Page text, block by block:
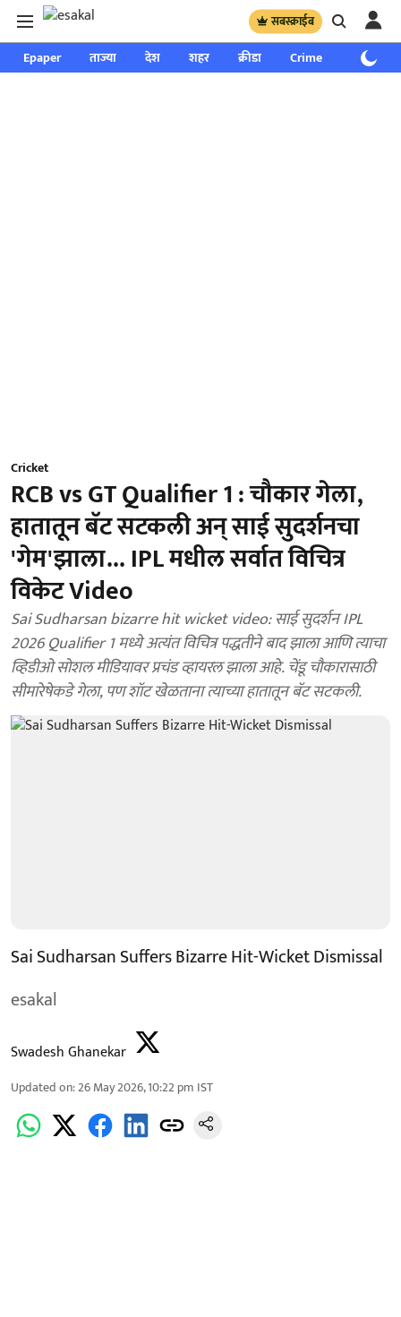
सबस्क्राईब
Epaper ताज्या देश शहर क्रीडा Crime साप्ताहिक
Cricket
RCB vs GT Qualifier 1 : चौकार गेला,
हातातून बॅट सटकली अन् साई सुदर्शनचा
'गेम'झाला... IPL मधील सर्वात विचित्र
विकेट Video
Sai Sudharsan bizarre hit wicket video: साई सुदर्शन IPL
2026 Qualifier 1 मध्ये अत्यंत विचित्र पद्धतीने बाद झाला आणि त्याचा
व्हिडीओ सोशल मीडियावर प्रचंड व्हायरल झाला आहे. चेंडू चौकारासाठी
सीमारेषेकडे गेला, पण शॉट खेळताना त्याच्या हातातून बॅट सटकली.
Sai Sudharsan Suffers Bizarre Hit-Wicket Dismissal
esakal
Swadesh Ghanekar
Updated on:26 May 2026, 10:22 pm IST